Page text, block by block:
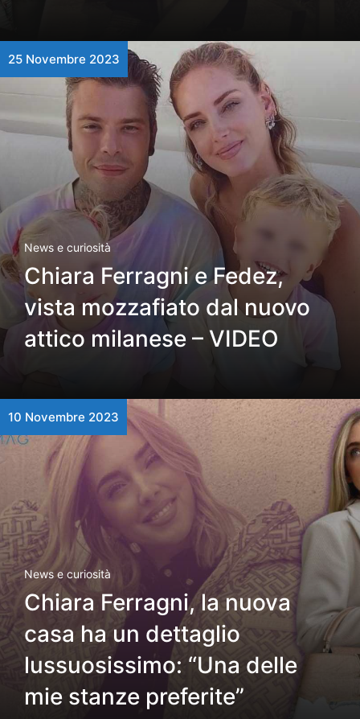
25 Novembre 2023
News e curiosità
Chiara Ferragni e Fedez,
vista mozzafiato dal nuovo
attico milanese – VIDEO
10 Novembre 2023
News e curiosità
Chiara Ferragni, la nuova
casa ha un dettaglio
lussuosissimo: “Una delle
mie stanze preferite”